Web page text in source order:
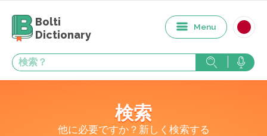
Bolti
Dictionary
Menu
検索
他に必要ですか？新しく検索する